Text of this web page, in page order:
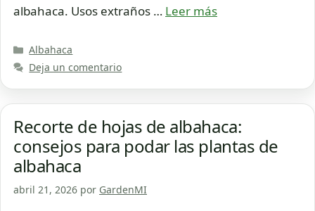
albahaca. Usos extraños … Leer más
Categorías
Albahaca
Deja un comentario
Recorte de hojas de albahaca:
consejos para podar las plantas de
albahaca
abril 21, 2026 por GardenMI